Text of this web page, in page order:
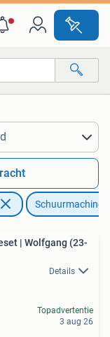
Schuurmachines
| Wolfgang (23-
Details
Topadvertentie
3 aug 26